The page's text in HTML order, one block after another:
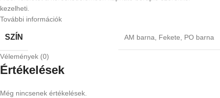
kezelheti.
További információk
SZÍN AM barna Fekete PO barna
Vélemények (0)
Értékelések
Még nincsenek értékelések.